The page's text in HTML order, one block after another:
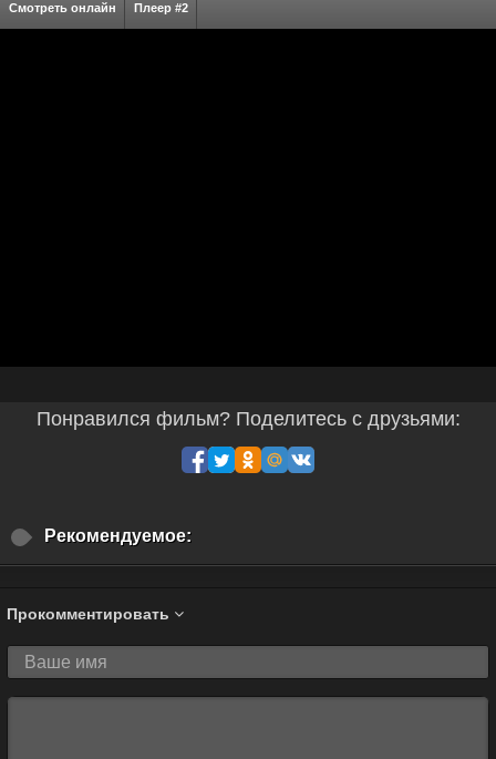
Смотреть онлайн Плеер #2
Понравился фильм? Поделитесь с друзьями:
Рекомендуемое:
Прокомментировать